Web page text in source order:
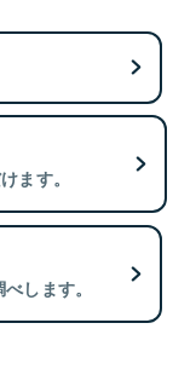
ます。
します。